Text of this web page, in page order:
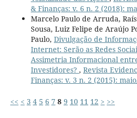
& Finanças: v. 6 n. 2 (2018):
Marcelo Paulo de Arruda,
Sousa, Luiz Felipe de Araújo
Paulo, Divulgação de
Internet: Serão as Redes
Assimetria Informacional
Investidores? , Revista
Finanças: v. 3 n. 2 (2015):
<< < 3 4 5 6 7 8 9 10 11 12 > >>